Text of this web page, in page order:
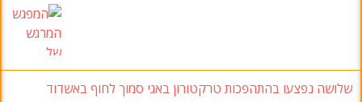
שלושה נפצעו בהתהפכות טרקטורון באגי סמוך לחוף באשדוד